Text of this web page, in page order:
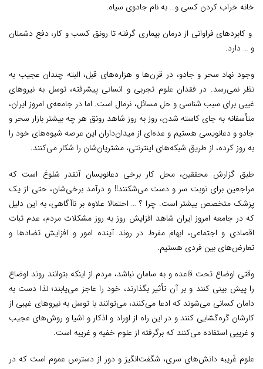
خانه خراب کردن کسی و… به نام جادوی سیاه.
و کابردهای فراوانی از درمان بیماری گرفته تا رونق کسب و کار، دفع دشمنان
و … دارد.
وجود نهاد سحر و جادو، در قرن‌ها و هزاره‌های قبل، البته چندان عجیب به
نظر نمی‌رسد. در فقدان علوم تجربی و انسانی پیشرفته، توسل به نیروهای
غیبی برای سبب شناسی و حل مسائل، نرمال است. اما در جامعه‌ی امروز ایران،
متأسفانه به جای کاسته شدن، روز به روز شاهد رونق هر چه بیشتر بازار سحر و
جادو و دعانویسی هستیم و عده‌ای از میدان‌داران این عرصه شیوه‌های خود را
به روز کرده، از طریق شبکه‌های اینترنتی، مشتریان‌شان را شکار می‌کنند.
طبق گزارش محققین، محل کار برخی دعانویسان آنقدر شلوغ است که
مراجعین برای نوبت سر و دست می‌شکنند!! و درآمد برخی‌شان، حتی از یک
پزشک متخصص بیشتر است. چرا ؟ … احتمالا علاوه بر ناآگاهی، به این دلیل
که در جامعه امروز ایران شاهد افزایش روز به روز مشکلات مردم، عدم ثبات
اقصادی و اجتماعی، ابهام مفرط در روند آینده امور و افزایش تضاد‌ها و
تعارض‌ها‌ی بین فردی هستیم.
وقتی اوضاع تحت قاعده و به سامان نباشد، مردم از اینکه بتوانند روند اوضاع
را پیش بینی کنند و بر آن تأثیر بگذارند، خود را عاجز می‌یابند؛ لذا دست به
دامان کسانی می‌شوند که ادعا می‌کنند، می‌توانند با توسل به نیروهای غیبی از
کارشان گره‌گشایی کنند و در این راه از اوراد و اذکار و اشیا و روش‌های عجیب
و غریبی استفاده می‌کنند که برگرفته از علوم خفیه و غریبه است.
علوم غَریبه دانش‌های سری، شگفت‌انگیز و دور از دسترس عموم است که در